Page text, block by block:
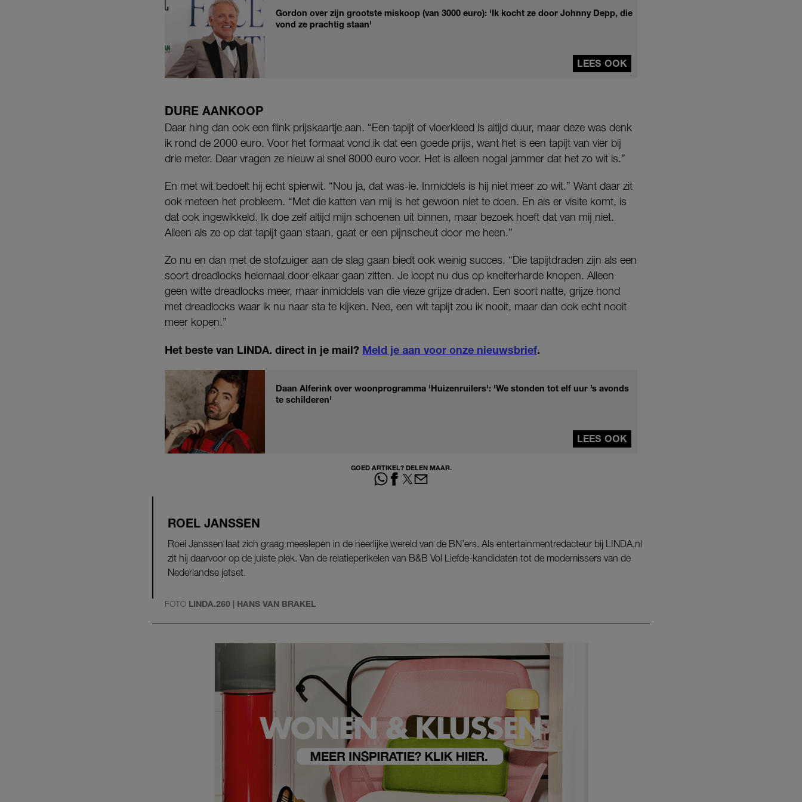
Gordon over zijn grootste miskoop (van 3000 euro): 'Ik kocht ze door Johnny Depp, die
vond ze prachtig staan'
LEES OOK
DURE AANKOOP
Daar hing dan ook een flink prijskaartje aan. “Een tapijt of vloerkleed is altijd duur, maar deze was denk
ik rond de 2000 euro. Voor het formaat vond ik dat een goede prijs, want het is een tapijt van vier bij
drie meter. Daar vragen ze nieuw al snel 8000 euro voor. Het is alleen nogal jammer dat het zo wit is.”
En met wit bedoelt hij echt spierwit. “Nou ja, dat was-ie. Inmiddels is hij niet meer zo wit.” Want daar zit
ook meteen het probleem. “Met die katten van mij is het gewoon niet te doen. En als er visite komt, is
dat ook ingewikkeld. Ik doe zelf altijd mijn schoenen uit binnen, maar bezoek hoeft dat van mij niet.
Alleen als ze op dat tapijt gaan staan, gaat er een pijnscheut door me heen.”
Zo nu en dan met de stofzuiger aan de slag gaan biedt ook weinig succes. “Die tapijtdraden zijn als een
soort dreadlocks helemaal door elkaar gaan zitten. Je loopt nu dus op kneiterharde knopen. Alleen
geen witte dreadlocks meer, maar inmiddels van die vieze grijze draden. Een soort natte, grijze hond
met dreadlocks waar ik nu naar sta te kijken. Nee, een wit tapijt zou ik nooit, maar dan ook echt nooit
meer kopen.”
Het beste van LINDA. direct in je mail? Meld je aan voor onze nieuwsbrief.
Daan Alferink over woonprogramma 'Huizenruilers': 'We stonden tot elf uur ’s avonds
te schilderen'
LEES OOK
GOED ARTIKEL? DELEN MAAR.
ROEL JANSSEN
Roel Janssen laat zich graag meeslepen in de heerlijke wereld van de BN’ers. Als entertainmentredacteur bij LINDA.nl
zit hij daarvoor op de juiste plek. Van de relatieperikelen van B&B Vol Liefde-kandidaten tot de modemissers van de
Nederlandse jetset.
FOTO LINDA.260 | HANS VAN BRAKEL